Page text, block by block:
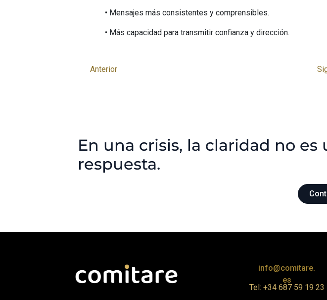
• Mensajes más consistentes y comprensibles.
• Más capacidad para transmitir confianza y dirección.
En una crisis, la claridad no es
respuesta.
Anterior
info@comitare.
es
Tel: +34 687 59 19 23